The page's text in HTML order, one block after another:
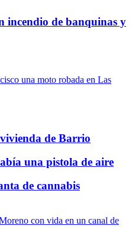
incendio de banquinas y
de Barrio
una pistola de aire
de cannabis